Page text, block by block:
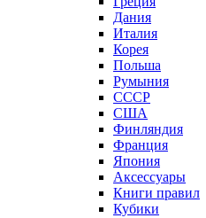
Дания
Италия
Корея
Польша
Румыния
СССР
США
Финляндия
Франция
Япония
Аксессуары
Книги правил
Кубики